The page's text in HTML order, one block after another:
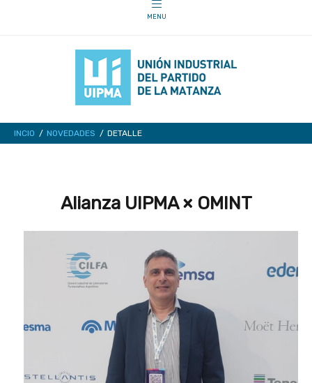
INCIO NOVEDADES DETALLE
Alianza UIPMA × OMINT